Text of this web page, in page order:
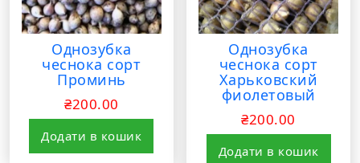
Однозубка
чеснока сорт
Проминь
₴200.00
Додати в кошик
Однозубка
чеснока сорт
Харьковский
фиолетовый
₴200.00
Додати в кошик